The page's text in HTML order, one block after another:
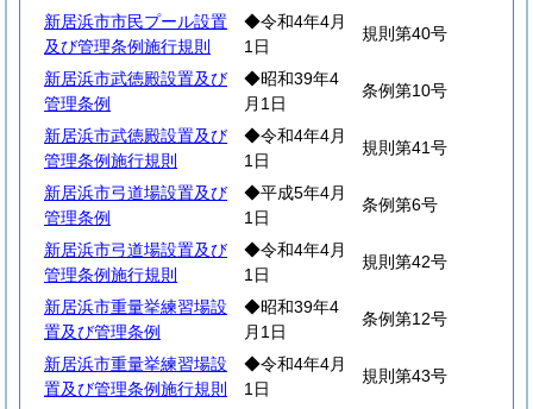
新居浜市市民プール設置
及び管理条例施行規則
◆令和4年4月
1日
規則第40号
新居浜市武徳殿設置及び
管理条例
◆昭和39年4
月1日
条例第10号
新居浜市武徳殿設置及び
管理条例施行規則
◆令和4年4月
1日
規則第41号
新居浜市弓道場設置及び
管理条例
◆平成5年4月
1日
条例第6号
新居浜市弓道場設置及び
管理条例施行規則
◆令和4年4月
1日
規則第42号
新居浜市重量挙練習場設
置及び管理条例
◆昭和39年4
月1日
条例第12号
新居浜市重量挙練習場設
置及び管理条例施行規則
◆令和4年4月
1日
規則第43号